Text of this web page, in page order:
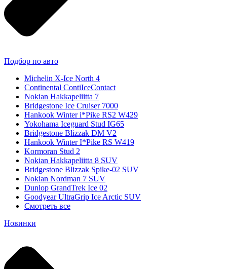
Подбор по авто
Michelin X-Ice North 4
Continental ContiIceContact
Nokian Hakkapeliitta 7
Bridgestone Ice Cruiser 7000
Hankook Winter i*Pike RS2 W429
Yokohama Iceguard Stud IG65
Bridgestone Blizzak DM V2
Hankook Winter I*Pike RS W419
Kormoran Stud 2
Nokian Hakkapeliitta 8 SUV
Bridgestone Blizzak Spike-02 SUV
Nokian Nordman 7 SUV
Dunlop GrandTrek Ice 02
Goodyear UltraGrip Ice Arctic SUV
Смотреть все
Новинки